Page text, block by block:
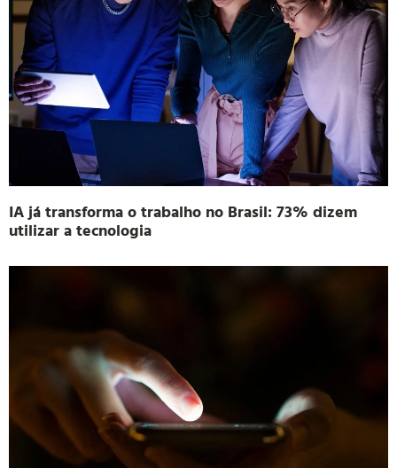
IA já transforma o trabalho no Brasil: 73% dizem
utilizar a tecnologia